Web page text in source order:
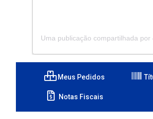
Meus Pedidos
Notas Fiscais